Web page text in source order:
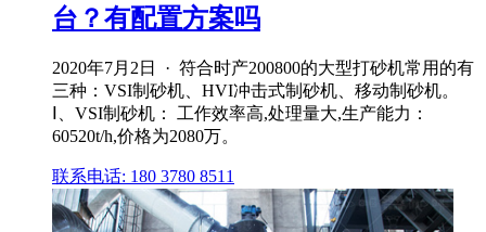
台？有配置方案吗
2020年7月2日 · 符合时产200800的大型打砂机常用的有
三种：VSI制砂机、HVI冲击式制砂机、移动制砂机。
Ⅰ、VSI制砂机： 工作效率高,处理量大,生产能力：
60520t/h,价格为2080万。
联系电话: 180 3780 8511